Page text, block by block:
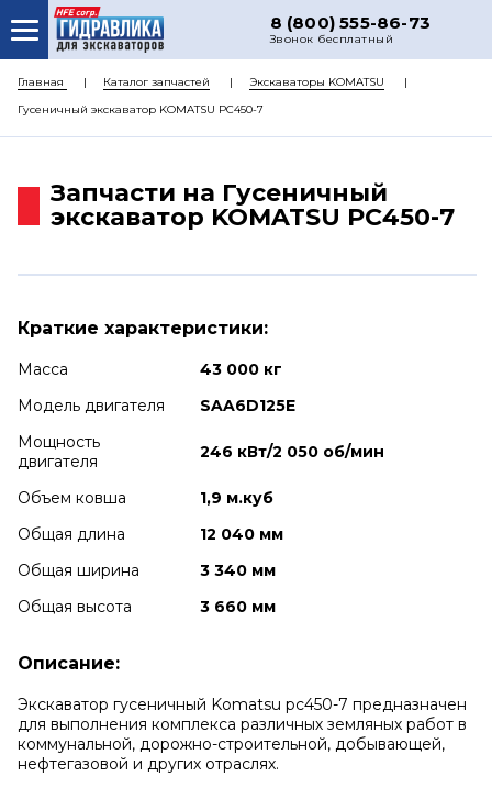
8 (800) 555-86-73
Звонок бесплатный
О НАС
КАТАЛОГ ЗАПЧАСТЕЙ
ДОСТАВКА
Главная Каталог запчастей
Экскаваторы KOMATSU
Гусеничный экскаватор KOMATSU PC450-7
Запчасти на Гусеничный
экскаватор KOMATSU PC450-7
Краткие характеристики:
Масса
43 000 кг
Модель двигателя
SAA6D125E
Мощность
двигателя
246 кВт/2 050 об/мин
Объем ковша
1,9 м.куб
Общая длина
12 040 мм
Общая ширина
3 340 мм
Общая высота
3 660 мм
Описание:
Экскаватор гусеничный Komatsu pc450-7 предназначен
для выполнения комплекса различных земляных работ в
коммунальной, дорожно-строительной, добывающей,
нефтегазовой и других отраслях.